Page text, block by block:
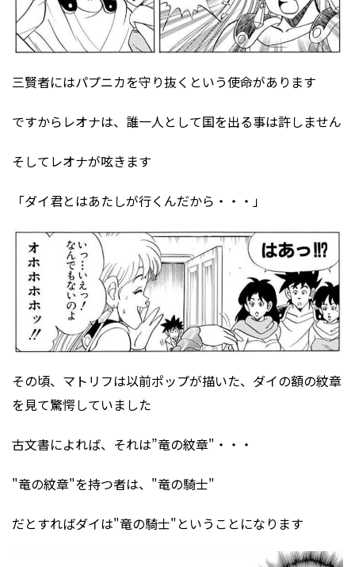
三賢者にはパプニカを守り抜くという使命があります
ですからレオナは、誰一人として国を出る事は許しません
そしてレオナが呟きます
「ダイ君とはあたしが行くんだから・・・」
その頃、マトリフは以前ポップが描いた、ダイの額の紋章
を見て驚愕していました
古文書によれば、それは”竜の紋章"・・・
"竜の紋章"を持つ者は、"竜の騎士"
だとすればダイは"竜の騎士"ということになります